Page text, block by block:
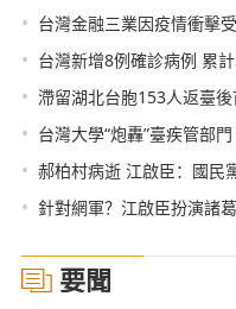
• 台灣金融三業因疫情衝擊
• 台灣新增8例確診病例 累
• 滯留湖北台胞153人返臺
• 台灣大學“炮轟”臺疾管部
• 郝柏村病逝 江啟臣：國民
• 針對網軍？江啟臣扮演諸
要聞